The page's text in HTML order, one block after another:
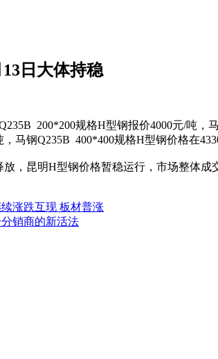
日大体持稳
200*200规格H型钢报价4000元/吨，
马钢Q235B 400*400规格H型钢价格在
，昆明H型钢价格暂稳运行，市场整体成
涨跌互现 板材普涨
销商的新活法